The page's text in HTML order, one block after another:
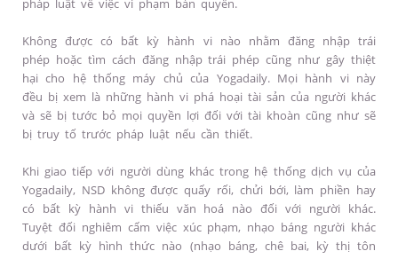
pháp luật về việc vi phạm bản quyền.
Không được có bất kỳ hành vi nào nhằm đăng nhập trái
phép hoặc tìm cách đăng nhập trái phép cũng như gây thiệt
hại cho hệ thống máy chủ của Yogadaily. Mọi hành vi này
đều bị xem là những hành vi phá hoại tài sản của người khác
và sẽ bị tước bỏ mọi quyền lợi đối với tài khoàn cũng như sẽ
bị truy tố trước pháp luật nếu cần thiết.
Khi giao tiếp với người dùng khác trong hệ thống dịch vụ của
Yogadaily, NSD không được quấy rối, chửi bới, làm phiền hay
có bất kỳ hành vi thiếu văn hoá nào đối với người khác.
Tuyệt đối nghiêm cấm việc xúc phạm, nhạo báng người khác
dưới bất kỳ hình thức nào (nhạo báng, chê bai, kỳ thị tôn